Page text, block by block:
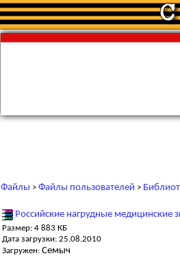
Файлы > Файлы пользователей >
Российские нагрудные медицинские
Размер: 4 883 КБ
Дата загрузки: 25.08.2010
Загружен: Семыч